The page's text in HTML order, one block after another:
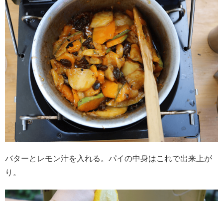
バターとレモン汁を入れる。パイの中身はこれで出来上が
り。